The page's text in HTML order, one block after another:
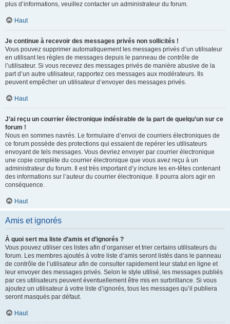
plus d’informations, veuillez contacter un administrateur du forum.
Haut
Je continue à recevoir des messages privés non sollicités !
Vous pouvez supprimer automatiquement les messages privés d’un utilisateur
en utilisant les règles de messages depuis le panneau de contrôle de
l’utilisateur. Si vous recevez des messages privés de manière abusive de la
part d’un autre utilisateur, rapportez ces messages aux modérateurs. Ils
peuvent empêcher un utilisateur d’envoyer des messages privés.
Haut
J’ai reçu un courrier électronique indésirable de la part de quelqu’un sur ce
forum !
Nous en sommes navrés. Le formulaire d’envoi de courriers électroniques de
ce forum possède des protections qui essaient de repérer les utilisateurs
envoyant de tels messages. Vous devriez envoyer par courrier électronique
une copie complète du courrier électronique que vous avez reçu à un
administrateur du forum. Il est très important d’y inclure les en-têtes contenant
des informations sur l’auteur du courrier électronique. Il pourra alors agir en
conséquence.
Haut
Amis et ignorés
À quoi sert ma liste d’amis et d’ignorés ?
Vous pouvez utiliser ces listes afin d’organiser et trier certains utilisateurs du
forum. Les membres ajoutés à votre liste d’amis seront listés dans le panneau
de contrôle de l’utilisateur afin de consulter rapidement leur statut en ligne et
leur envoyer des messages privés. Selon le style utilisé, les messages publiés
par ces utilisateurs peuvent éventuellement être mis en surbrillance. Si vous
ajoutez un utilisateur à votre liste d’ignorés, tous les messages qu’il publiera
seront masqués par défaut.
Haut